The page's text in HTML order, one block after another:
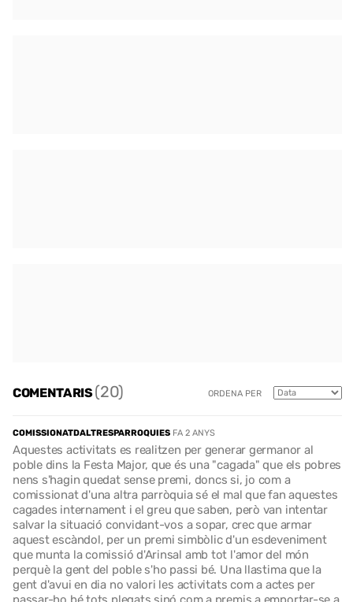
COMENTARIS(20) ORDENA PER
COMISSIONATDALTRESPARROQUIES FA 2 ANYS
Aquestes activitats es realitzen per generar germanor al
poble dins la Festa Major, que és una "cagada" que els pobres
nens s'hagin quedat sense premi, doncs si, jo com a
comissionat d'una altra parròquia sé el mal que fan aquestes
cagades internament i el greu que saben, però van intentar
salvar la situació convidant-vos a sopar, crec que armar
aquest escàndol, per un premi simbòlic d'un esdeveniment
que munta la comissió d'Arinsal amb tot l'amor del món
perquè la gent del poble s'ho passi bé. Una llastima que la
gent d'avui en dia no valori les activitats com a actes per